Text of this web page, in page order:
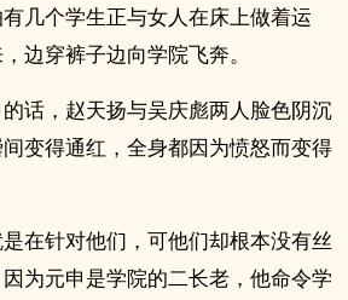
几个学生正与女人在床上做着运
边穿裤子边向学院飞奔。
话，赵天扬与吴庆彪两人脸色阴沉
变得通红，全身都因为愤怒而变得
在针对他们，可他们却根本没有丝
为元申是学院的二长老，他命令学